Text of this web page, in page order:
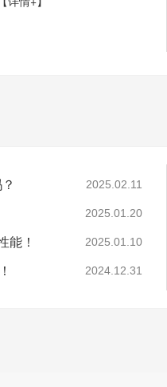
2025.02.11
2025.01.20
能！ 2025.01.10
2024.12.31